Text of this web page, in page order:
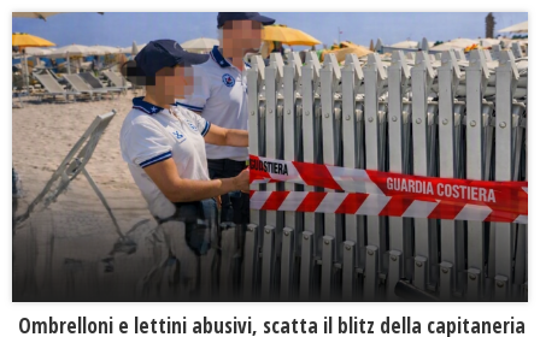
Ombrelloni e lettini abusivi, scatta il blitz della capitaneria